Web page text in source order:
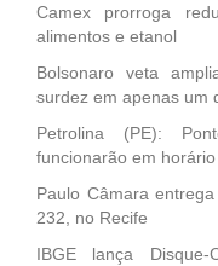
Camex prorroga
alimentos e etanol
Bolsonaro veta
surdez em apenas um
Petrolina (PE):
funcionarão em
Paulo Câmara
232, no Recife
IBGE lança